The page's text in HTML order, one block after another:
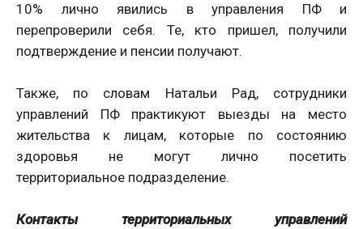
10% лично явились в управления ПФ и
перепроверили себя. Те, кто пришел, получили
подтверждение и пенсии получают.
Также, по словам Натальи Рад, сотрудники
управлений ПФ практикуют выезды на место
жительства к лицам, которые по состоянию
здоровья не могут лично посетить
территориальное подразделение.
Контакты территориальных управлений